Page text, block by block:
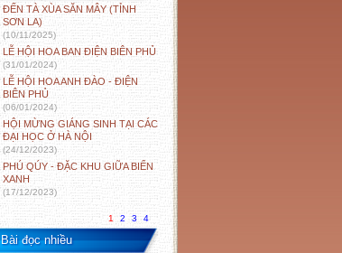
ĐẾN TÀ XÙA SĂN MÂY (TỈNH
SƠN LA)
(10/11/2025)
LỄ HỘI HOA BAN ĐIỆN BIÊN PHỦ
(31/01/2024)
LỄ HỘI HOA ANH ĐÀO - ĐIỆN
BIÊN PHỦ
(06/01/2024)
HỘI MỪNG GIÁNG SINH TẠI CÁC
ĐẠI HỌC Ở HÀ NỘI
(24/12/2023)
PHÚ QÚY - ĐẶC KHU GIỮA BIỂN
XANH
(17/12/2023)
1 2 3 4
Bài đọc nhiều